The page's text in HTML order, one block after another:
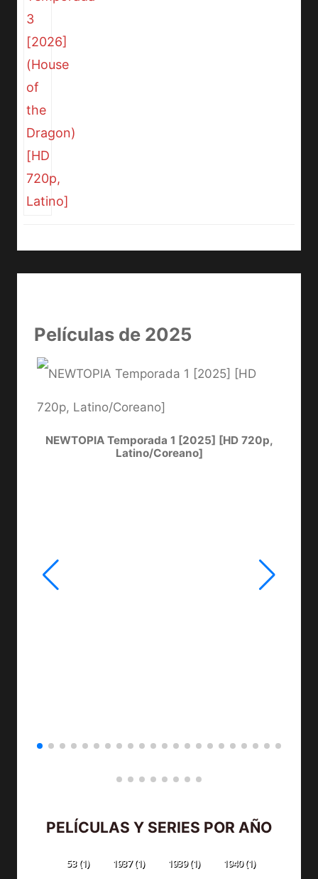
Películas de 2025
NEWTOPIA Temporada 1 [2025] [HD 720p,
Latino/Coreano]
PELÍCULAS Y SERIES POR AÑO
53(1) 1937(1) 1939(1) 1940(1)